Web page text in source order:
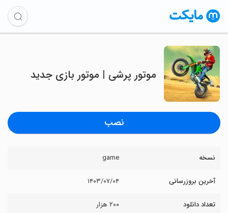
موتور پرشی | موتور بازی جدید
نصب
نسخه game
آخرین بروزرسانی ۱۴۰۳/۰۷/۰۴
تعداد دانلود ۲۰۰ هزار